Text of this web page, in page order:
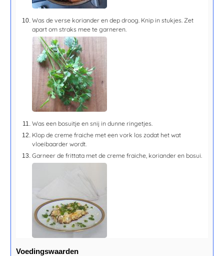
Was de verse koriander en dep droog. Knip in stukjes. Zet
apart om straks mee te garneren.
Was een bosuitje en snij in dunne ringetjes.
Klop de creme fraiche met een vork los zodat het wat
vloeibaarder wordt.
Garneer de frittata met de creme fraiche, koriander en bosui.
Voedingswaarden